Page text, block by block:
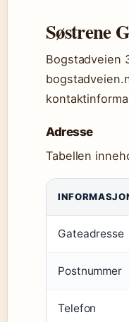
Søstrene
Bogstadveien
Adresse
Tabellen
Gateadresse
Postnummer
Telefon